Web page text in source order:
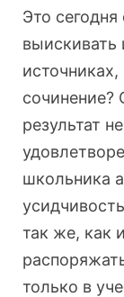
Это
сочинение?
результат
школьника
так же, как
только в